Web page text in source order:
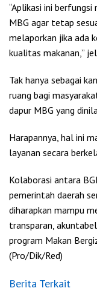
“Aplikasi ini
MBG agar tetap
melaporkan jika ada
kualitas makanan,”
Tak hanya sebagai
ruang bagi
dapur MBG yang
Harapannya, hal ini
layanan secara
Kolaborasi antara
pemerintah daerah
diharapkan mampu
transparan,
program Makan
(Pro/Dik/Red)
Berita Terkait